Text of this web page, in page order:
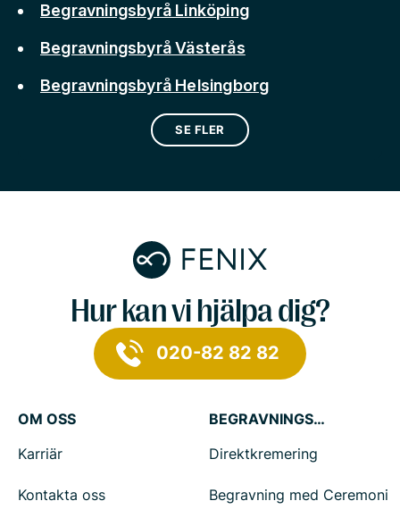
Begravningsbyrå Linköping
Begravningsbyrå Västerås
Begravningsbyrå Helsingborg
SE FLER
Hur kan vi hjälpa dig?
020-82 82 82
OM OSS
Karriär
Kontakta oss
BEGRAVNINGSTJÄNSTER
Direktkremering
Begravning med Ceremoni